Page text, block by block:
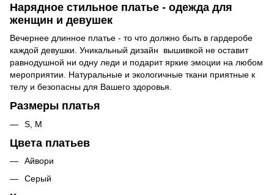
Нарядное стильное платье - одежда для
женщин и девушек
Вечернее длинное платье - то что должно быть в гардеробе
каждой девушки. Уникальный дизайн вышивкой не оставит
равнодушной ни одну леди и подарит яркие эмоции на любом
мероприятии. Натуральные и экологичные ткани приятные к
телу и безопасны для Вашего здоровья.
Размеры платья
S, M
Цвета платьев
Айвори
Серый